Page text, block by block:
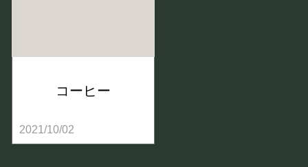
コーヒー
2021/10/02